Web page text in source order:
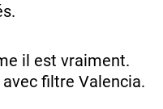
il est vraiment.
filtre Valencia.